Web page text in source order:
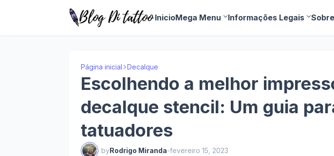
InicioMega Menu Informações Legais Sobre
Página inicial Decalque
Escolhendo a melhor
decalque stencil: Um guia
tatuadores
byRodrigo Miranda-fevereiro 15, 2023